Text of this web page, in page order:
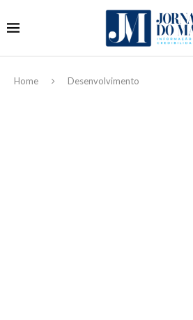
Home Desenvolvimento